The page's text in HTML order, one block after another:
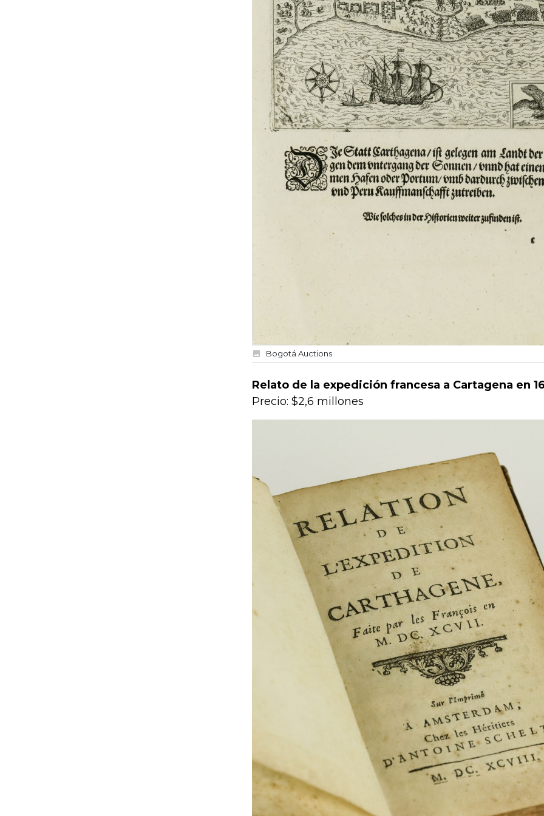
Bogotá Auctions
Relato de la expedición francesa a Cartagena en
Precio: $2,6 millones